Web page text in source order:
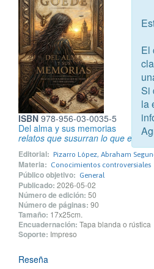
ISBN 978-956-03-0035-5
Del alma y sus memorias
relatos que susurran lo que el
Editorial: Pizarro López, Abraham
Materia: Conocimientos controversiales
Público objetivo: General
Publicado: 2026-05-02
Número de edición: 50
Número de páginas: 90
Tamaño: 17x25cm.
Encuadernación: Tapa blanda o rústica
Soporte: Impreso
Reseña
El
Si
la